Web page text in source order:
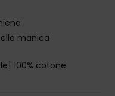
manica
100% cotone